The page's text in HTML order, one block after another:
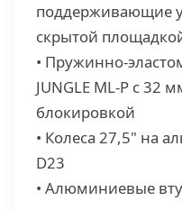
поддерживающие
скрытой
• Пружинно-
JUNGLE ML-P с
блокировкой
• Колеса 27,5" на
D23
• Алюминиевые